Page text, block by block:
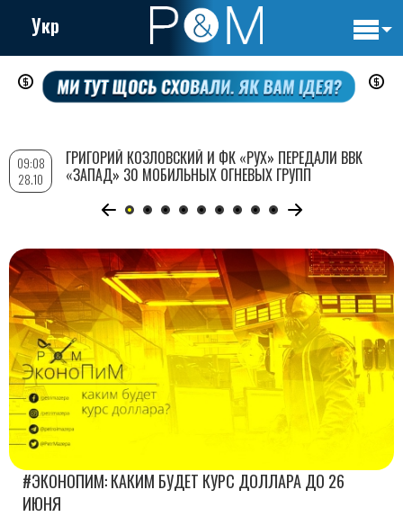
Перейти
содержанию
Укр
#ЭКОНОПИМ: КАКИМ БУДЕТ КУРС ДОЛЛАРА ДО 26
ИЮНЯ
09:08
28.10
ГРИГОРИЙ КОЗЛОВСКИЙ И ФК «РУХ» ПЕРЕДАЛИ ВВК
«ЗАПАД» 30 МОБИЛЬНЫХ ОГНЕВЫХ ГРУПП